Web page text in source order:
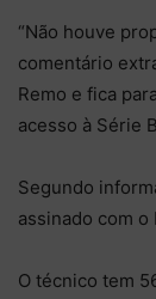
“Não houve
comentário
Remo e fica
acesso à Série
Segundo
assinado com o
O técnico tem